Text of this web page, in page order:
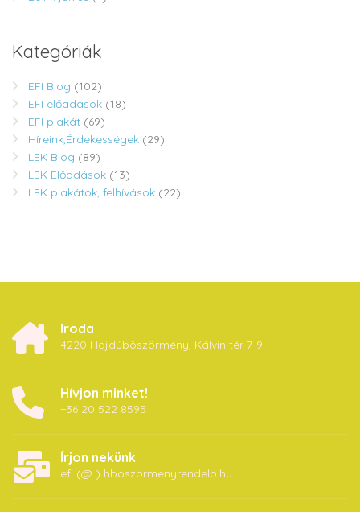
Kategóriák
EFI Blog (102)
EFI előadások (18)
EFI plakát (69)
Híreink,Érdekességek (29)
LEK Blog (89)
LEK Előadások (13)
LEK plakátok, felhívások (22)
Iroda
4220 Hajdúböszörmény, Kálvin tér 7-9
Hívjon minket!
+36 20 522 8595
Írjon nekünk
efi (@ ) hboszormenyrendelo.hu